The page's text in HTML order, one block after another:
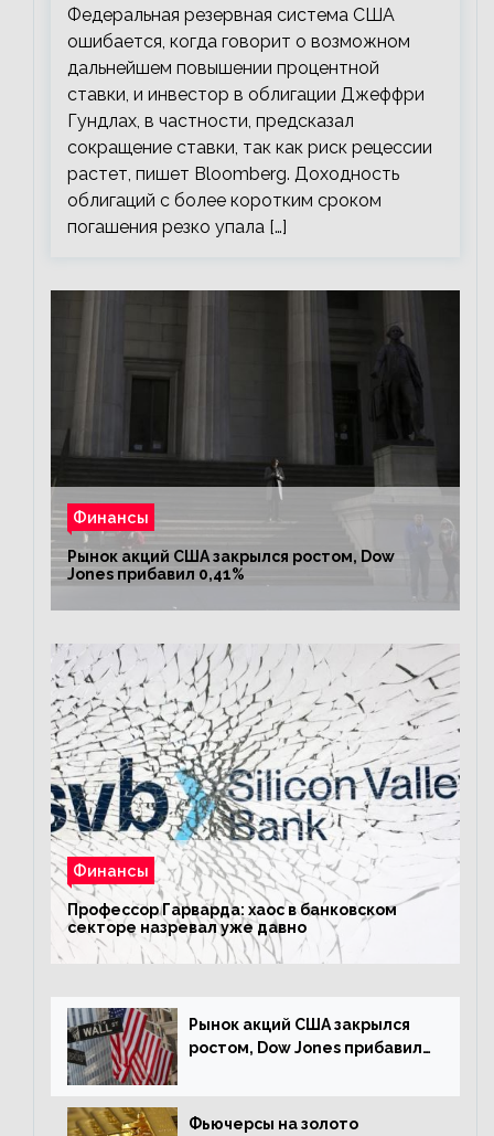
Федеральная резервная система США
ошибается, когда говорит о возможном
дальнейшем повышении процентной
ставки, и инвестор в облигации Джеффри
Гундлах, в частности, предсказал
сокращение ставки, так как риск рецессии
растет, пишет Bloomberg. Доходность
облигаций с более коротким сроком
погашения резко упала […]
Финансы
Рынок акций США закрылся ростом, Dow
Jones прибавил 0,41%
Финансы
Профессор Гарварда: хаос в банковском
секторе назревал уже давно
Рынок акций США закрылся
ростом, Dow Jones прибавил
Фьючерсы на золото